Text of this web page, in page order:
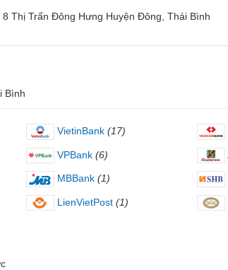
8 Thị Trấn Đông Hưng Huyện Đông, Thái Bình
Bình
VietinBank (17)
VPBank (6)
MBBank (1)
LienVietPost (1)